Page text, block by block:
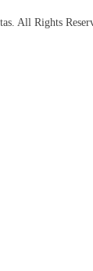
All Rights